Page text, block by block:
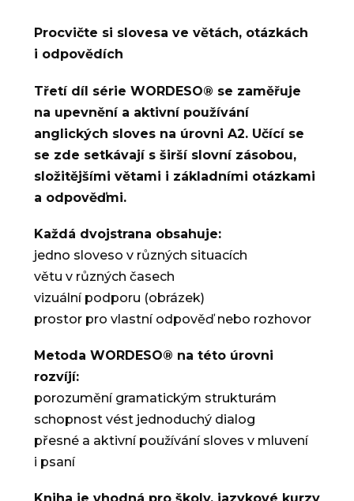
Procvičte si slovesa ve větách, otázkách
i odpovědích
Třetí díl série WORDESO® se zaměřuje
na upevnění a aktivní používání
anglických sloves na úrovni A2. Učící se
se zde setkávají s širší slovní zásobou,
složitějšími větami i základními otázkami
a odpověďmi.
Každá dvojstrana obsahuje:
jedno sloveso v různých situacích
větu v různých časech
vizuální podporu (obrázek)
prostor pro vlastní odpověď nebo rozhovor
Metoda WORDESO® na této úrovni
rozvíjí:
porozumění gramatickým strukturám
schopnost vést jednoduchý dialog
přesné a aktivní používání sloves v mluvení
i psaní